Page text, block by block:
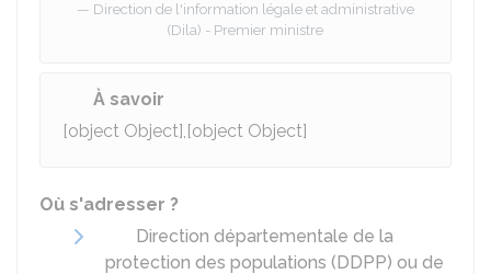
Direction de l'information légale et administrative
(Dila) - Premier ministre
À savoir
[object Object],[object Object]
Où s'adresser ?
Direction départementale de la
protection des populations (DDPP) ou de